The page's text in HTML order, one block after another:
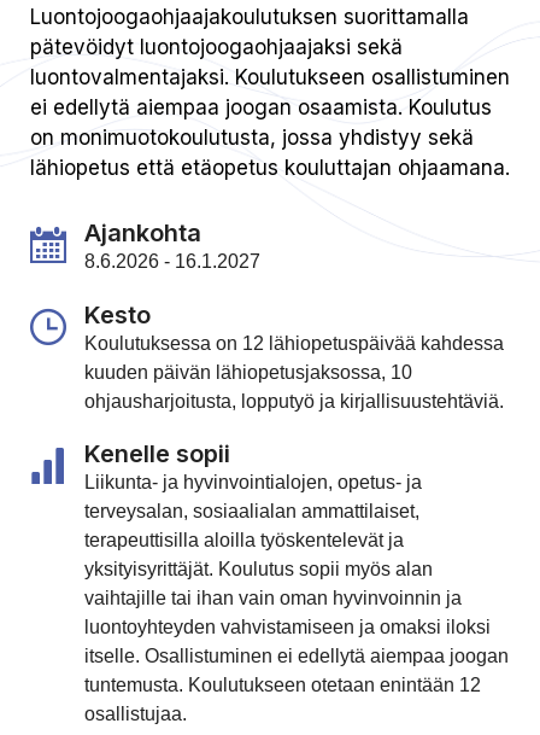
Luontojoogaohjaajakoulutuksen suorittamalla
pätevöidyt luontojoogaohjaajaksi sekä
luontovalmentajaksi. Koulutukseen osallistuminen
ei edellytä aiempaa joogan osaamista. Koulutus
on monimuotokoulutusta, jossa yhdistyy sekä
lähiopetus että etäopetus kouluttajan ohjaamana.
Ajankohta
8.6.2026 - 16.1.2027
Kesto
Koulutuksessa on 12 lähiopetuspäivää kahdessa
kuuden päivän lähiopetusjaksossa, 10
ohjausharjoitusta, lopputyö ja kirjallisuustehtäviä.
Kenelle sopii
Liikunta- ja hyvinvointialojen, opetus- ja
terveysalan, sosiaalialan ammattilaiset,
terapeuttisilla aloilla työskentelevät ja
yksityisyrittäjät. Koulutus sopii myös alan
vaihtajille tai ihan vain oman hyvinvoinnin ja
luontoyhteyden vahvistamiseen ja omaksi iloksi
itselle. Osallistuminen ei edellytä aiempaa joogan
tuntemusta. Koulutukseen otetaan enintään 12
osallistujaa.